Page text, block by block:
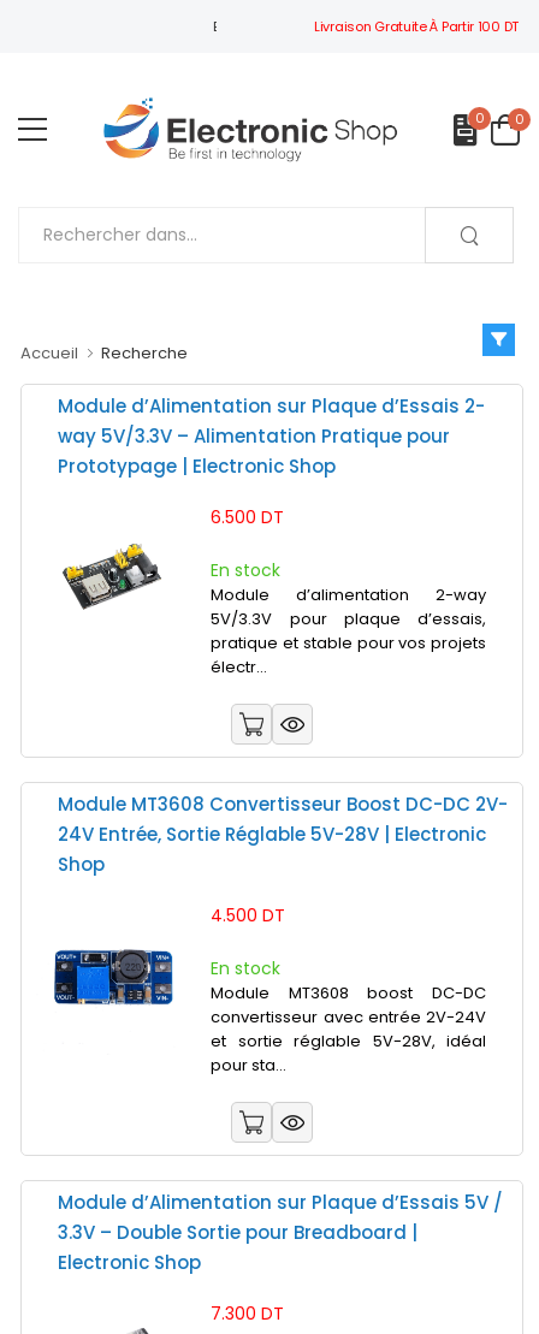
BIENVENUE À ELECTRONIC SHOPLivraison Gratuite À Partir 100 DT
0 0
Accueil Recherche
Module d’Alimentation sur Plaque d’Essais 2-
way 5V/3.3V – Alimentation Pratique pour
Prototypage | Electronic Shop
6.500 DT
En stock
Module d’alimentation 2-way
5V/3.3V pour plaque d’essais,
pratique et stable pour vos projets
électr...
Module MT3608 Convertisseur Boost DC-DC 2V-
24V Entrée, Sortie Réglable 5V-28V | Electronic
Shop
4.500 DT
En stock
Module MT3608 boost DC-DC
convertisseur avec entrée 2V-24V
et sortie réglable 5V-28V, idéal
pour sta...
Module d’Alimentation sur Plaque d’Essais 5V /
3.3V – Double Sortie pour Breadboard |
Electronic Shop
7.300 DT